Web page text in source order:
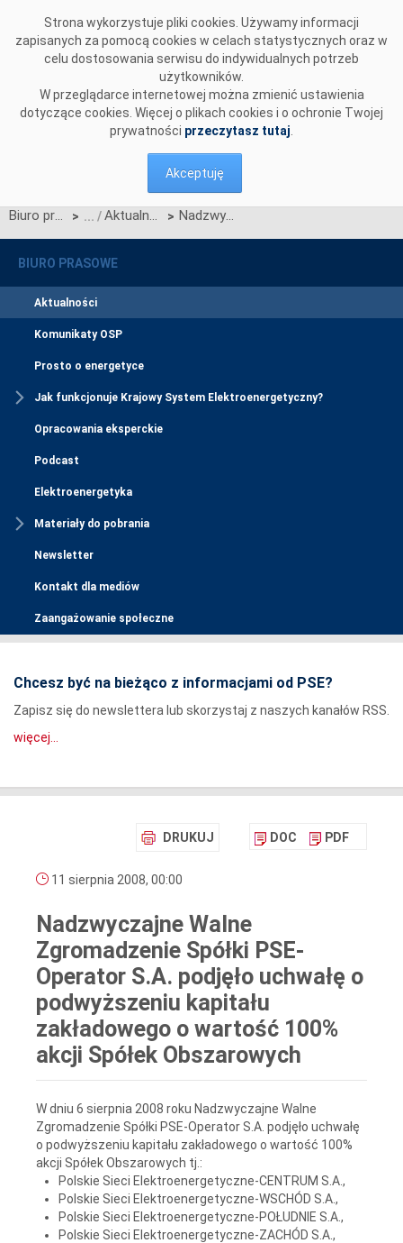
Strona wykorzystuje pliki cookies. Używamy informacji
zapisanych za pomocą cookies w celach statystycznych oraz w
celu dostosowania serwisu do indywidualnych potrzeb
użytkowników.
W przeglądarce internetowej można zmienić ustawienia
dotyczące cookies. Więcej o plikach cookies i o ochronie Twojej
prywatności przeczytasz tutaj
Akceptuję
Biuro prasowe > Aktualności > Nadzwyczajne Walne Zgromadzenie Spółki PSE-Operator S.A. podjęło uchwałę o podwyższeniu kapitału zakładowego o wartość 100% akcji Spółek Obszarowych
BIURO PRASOWE
Aktualności
Komunikaty OSP
Prosto o energetyce
Jak funkcjonuje Krajowy System Elektroenergetyczny?
Opracowania eksperckie
Podcast
Elektroenergetyka
Materiały do pobrania
Newsletter
Kontakt dla mediów
Zaangażowanie społeczne
Chcesz być na bieżąco z informacjami od PSE?
Zapisz się do newslettera lub skorzystaj z naszych kanałów RSS.
więcej...
DRUKUJ DOC PDF
11 sierpnia 2008, 00:00
Nadzwyczajne Walne
Zgromadzenie Spółki PSE-
Operator S.A. podjęło uchwałę o
podwyższeniu kapitału
zakładowego o wartość 100%
akcji Spółek Obszarowych
W dniu 6 sierpnia 2008 roku Nadzwyczajne Walne
Zgromadzenie Spółki PSE-Operator S.A. podjęło uchwałę
o podwyższeniu kapitału zakładowego o wartość 100%
akcji Spółek Obszarowych tj.:
Polskie Sieci Elektroenergetyczne-CENTRUM S.A.,
Polskie Sieci Elektroenergetyczne-WSCHÓD S.A.,
Polskie Sieci Elektroenergetyczne-POŁUDNIE S.A.,
Polskie Sieci Elektroenergetyczne-ZACHÓD S.A.,